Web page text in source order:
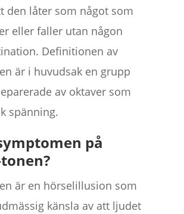
den låter som något som
eller faller utan någon
Definitionen av
är i huvudsak en grupp
av oktaver som
spänning.
på
är en hörselillusion som
känsla av att ljudet